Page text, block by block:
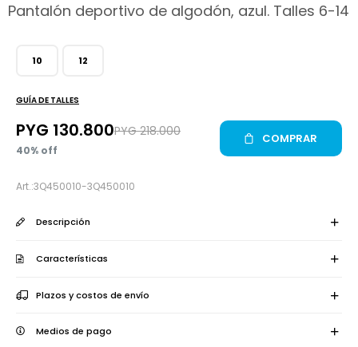
Pantalón deportivo de algodón, azul. Talles 6-14
3Q450010-3Q450010
10 12
GUÍA DE TALLES
PYG 130.800PYG 218.000
40
COMPRAR
Descripción
Características
Plazos y costos de envío
Medios de pago